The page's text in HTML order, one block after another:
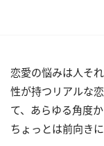
恋愛の悩みは人そ
性が持つリアルな
て、あらゆる角度
ちょっとは前向き